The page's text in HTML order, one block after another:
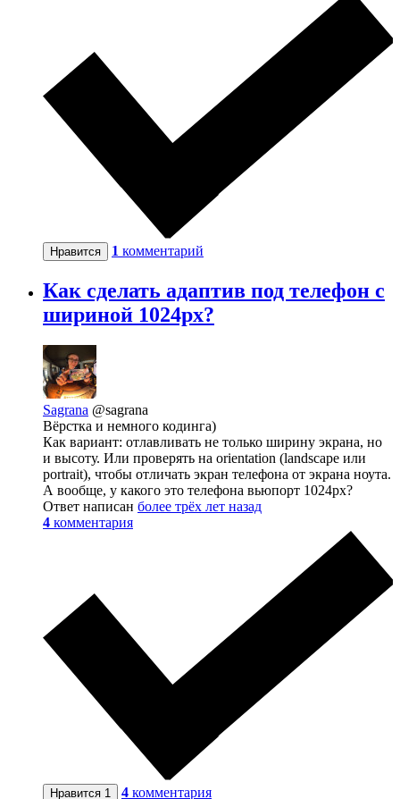
Нравится 1 комментарий
Как сделать адаптив под телефон с
шириной 1024px?
Sagrana @sagrana
Вёрстка и немного кодинга)
Как вариант: отлавливать не только ширину экрана, но
и высоту. Или проверять на orientation (landscape или
portrait), чтобы отличать экран телефона от экрана ноута.
А вообще, у какого это телефона вьюпорт 1024px?
Ответ написан более трёх лет назад
4 комментария
Нравится 1 4 комментария